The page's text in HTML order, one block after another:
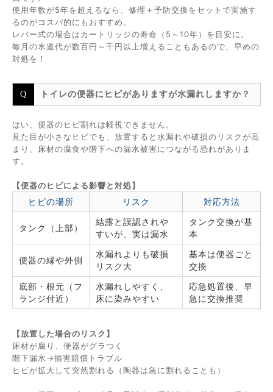
使用年数が5年を超えるなら、修理＋予防交換をセットで実施す
るのがコスパ的にもおすすめ。
レバー式の場合はカートリッジの寿命（5～10年）を目安に。
毎月の水道代が数百円～千円以上増えることもあるので、早めの
対処を！
トイレの便器にヒビがありますが水漏れしますか？
はい、便器のヒビ割れは軽視できません。
見た目が小さなヒビでも、放置すると水漏れや破損のリスクが高
まり、床材の腐食や階下への漏水被害につながる恐れがありま
す。
【便器のヒビによる影響と対処】
ヒビの場所 リスク 対応方法
タンク（上部）
結露と誤認されや
すいが、実は漏水
タンク交換が基
本
便器の縁や外側
水漏れよりも破損
リスク大
基本は便器ごと
交換
底部・根元（フ
ランジ付近）
水漏れしやすく、
床に染みやすい
応急処置後、早
急に交換推奨
【放置した場合のリスク】
床材が腐り、便器がグラつく
階下漏水→損害賠償トラブル
ヒビが拡大して突然割れる（陶器は急に割れることも）